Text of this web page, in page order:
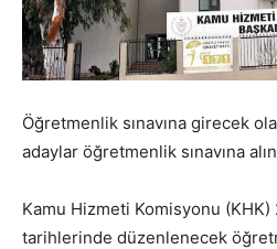
Öğretmenlik sınavına girecek
adaylar öğretmenlik sınavına
Kamu Hizmeti Komisyonu (KHK)
tarihlerinde düzenlenecek